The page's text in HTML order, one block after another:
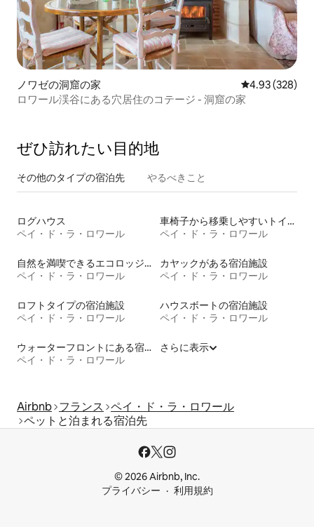
ノワゼの洞窟の家 レビュー328
4.93 (328)
ロワール渓谷にある穴居住のコテージ - 洞窟の家
ぜひ訪⁠れ⁠た⁠い目⁠的⁠地
その他のタ⁠イ⁠プ⁠の宿⁠泊⁠先 やるべきこと
ログハウス
ペイ・ド・ラ・ロワール
車椅子から移乗しやすいトイレ付きの宿泊施設
ペイ・ド・ラ・ロワール
自然を満喫できるエコロッジの宿泊施設
ペイ・ド・ラ・ロワール
カヤックがある宿泊施設
ペイ・ド・ラ・ロワール
ロフトタイプの宿泊施設
ペイ・ド・ラ・ロワール
ハウスボートの宿泊施設
ペイ・ド・ラ・ロワール
ウォーターフロントにある宿泊施設
ペイ・ド・ラ・ロワール
さらに表示
Airbnb フランス ペイ・ド・ラ・ロワール
ペットと泊まれる宿泊先
© 2026 Airbnb, Inc.
プライバシー
利用規約